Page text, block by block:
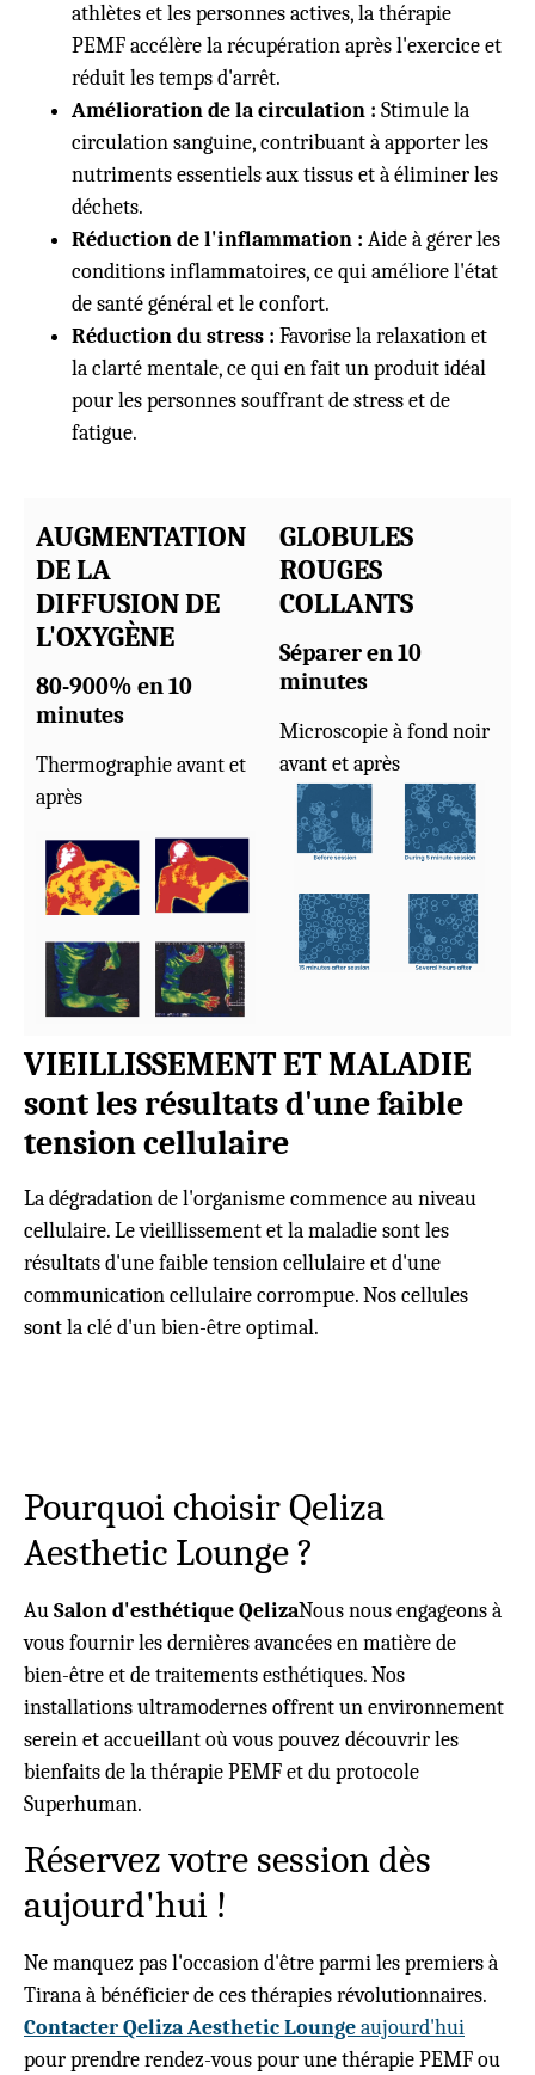
athlètes et les personnes actives, la thérapie
PEMF accélère la récupération après l'exercice et
réduit les temps d'arrêt.
Amélioration de la circulation : Stimule la
circulation sanguine, contribuant à apporter les
nutriments essentiels aux tissus et à éliminer les
déchets.
Réduction de l'inflammation : Aide à gérer les
conditions inflammatoires, ce qui améliore l'état
de santé général et le confort.
Réduction du stress : Favorise la relaxation et
la clarté mentale, ce qui en fait un produit idéal
pour les personnes souffrant de stress et de
fatigue.
AUGMENTATION
DE LA
DIFFUSION DE
L'OXYGÈNE
80-900% en 10
minutes
Thermographie avant et
après
GLOBULES
ROUGES
COLLANTS
Séparer en 10
minutes
Microscopie à fond noir
avant et après
VIEILLISSEMENT ET MALADIE
sont les résultats d'une faible
tension cellulaire
La dégradation de l'organisme commence au niveau
cellulaire. Le vieillissement et la maladie sont les
résultats d'une faible tension cellulaire et d'une
communication cellulaire corrompue. Nos cellules
sont la clé d'un bien-être optimal.
Pourquoi choisir Qeliza
Aesthetic Lounge ?
AuSalon d'esthétique QelizaNous nous engageons à
vous fournir les dernières avancées en matière de
bien-être et de traitements esthétiques. Nos
installations ultramodernes offrent un environnement
serein et accueillant où vous pouvez découvrir les
bienfaits de la thérapie PEMF et du protocole
Superhuman.
Réservez votre session dès
aujourd'hui !
Ne manquez pas l'occasion d'être parmi les premiers à
Tirana à bénéficier de ces thérapies révolutionnaires.
Contacter Qeliza Aesthetic Loungeaujourd'hui
pour prendre rendez-vous pour une thérapie PEMF ou